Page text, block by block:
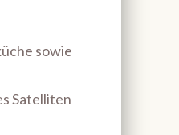
sowie
Satelliten